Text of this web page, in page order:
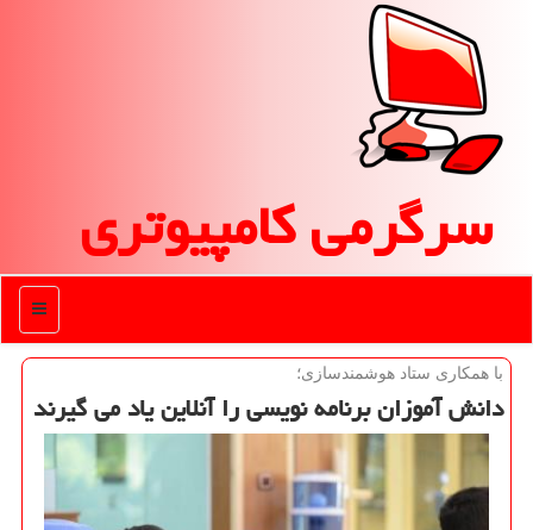
سرگرمی كامپیوتری
منو
با همكاری ستاد هوشمندسازی؛
دانش آموزان برنامه نویسی را آنلاین یاد می گیرند